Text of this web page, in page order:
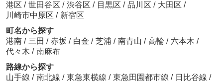
港区 / 世田谷区 / 渋谷区 / 目黒区 / 品川区 / 大田区 /
川崎市中原区 / 新宿区
町名から探す
港南 / 三田 / 赤坂 / 白金 / 芝浦 / 南青山 / 高輪 / 六本木 /
代々木 / 南麻布
路線から探す
山手線 / 南北線 / 東急東横線 / 東急田園都市線 / 日比谷線 /